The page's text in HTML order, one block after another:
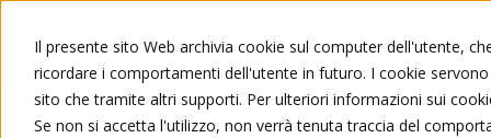
Il presente sito Web archivia cookie sul computer dell'utente,
ricordare i comportamenti dell'utente in futuro. I cookie
sito che tramite altri supporti. Per ulteriori informazioni sui
Se non si accetta l'utilizzo, non verrà tenuta traccia del